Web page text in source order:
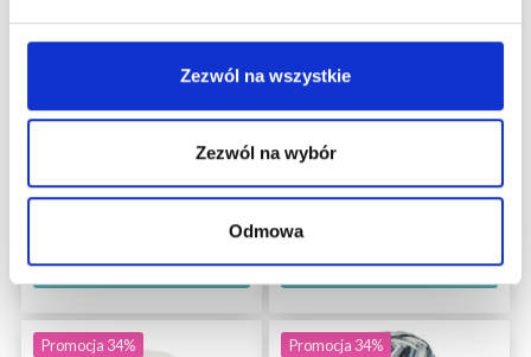
Zezwól na wszystkie
Zezwól na wybór
Odmowa
70% Kaszmir / 30%
Jedwab
42,10 zł
opcje
100 % Super soft poliester
15,40 zł30,80 zł
Okazja 31/08/2026
opcje
Promocja 34% Promocja 34%